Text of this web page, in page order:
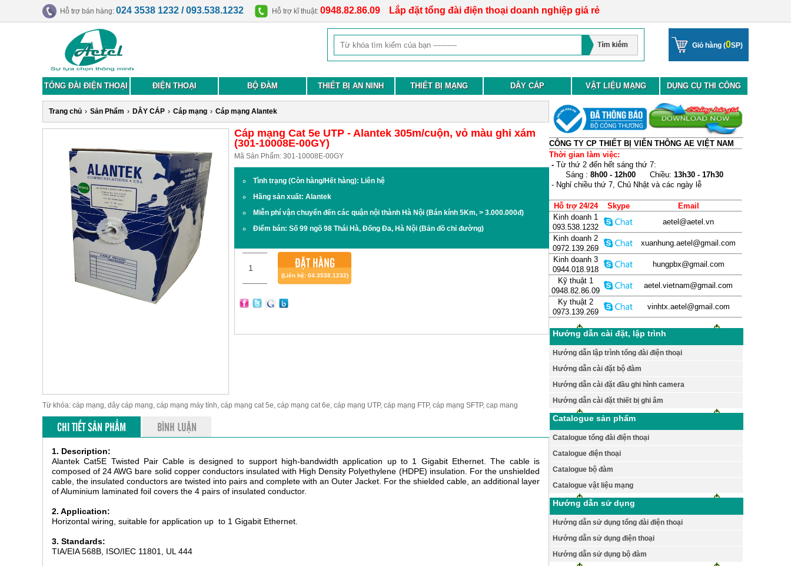
Hỗ trợ bán hàng: 024 3538 1232 / 093.538.1232 Hỗ trợ kĩ thuật: 0948.82.86.09 Lắp đặt tổng đài điện thoại doanh nghiệp giá rẻ
Giỏ hàng (0SP)
TỔNG ĐÀI ĐIỆN THOẠI ĐIỆN THOẠI BỘ ĐÀM THIẾT BỊ AN NINH THIẾT BỊ MẠNG DÂY CÁP VẬT LIỆU MẠNG DỤNG CỤ THI CÔNG
Trang chủ › Sản Phẩm › DÂY CÁP › Cáp mạng › Cáp mạng Alantek
Cáp mạng Cat 5e UTP - Alantek 305m/cuộn, vỏ màu ghi xám
(301-10008E-00GY)
Mã Sản Phẩm: 301-10008E-00GY
Tình trạng (Còn hàng/Hết hàng): Liên hệ
Hãng sản xuất: Alantek
Miễn phí vận chuyển đến các quận nội thành Hà Nội (Bán kính 5Km, > 3.000.000đ)
Điểm bán: Số 99 ngõ 98 Thái Hà, Đống Đa, Hà Nội (Bản đồ chỉ đường)
ĐẶT HÀNG
(Liên hệ: 04.3538.1232)
Từ khóa: cáp mạng, dây cáp mạng, cáp mạng máy tính, cáp mạng cat 5e, cáp mạng cat 6e, cáp mạng UTP, cáp mạng FTP, cáp mạng SFTP, cap mang
CHI TIẾT SẢN PHẨM BÌNH LUẬN
1. Description:
Alantek Cat5E Twisted Pair Cable is designed to support high-bandwidth application up to 1 Gigabit Ethernet. The cable is
composed of 24 AWG bare solid copper conductors insulated with High Density Polyethylene (HDPE) insulation. For the unshielded
cable, the insulated conductors are twisted into pairs and complete with an Outer Jacket. For the shielded cable, an additional layer
of Aluminium laminated foil covers the 4 pairs of insulated conductor.
2. Application:
Horizontal wiring, suitable for application up to 1 Gigabit Ethernet.
3. Standards:
TIA/EIA 568B, ISO/IEC 11801, UL 444
CÔNG TY CP THIẾT BỊ VIỄN THÔNG AE VIỆT NAM
Thời gian làm việc:
- Từ thứ 2 đến hết sáng thứ 7:
Sáng : 8h00 - 12h00 Chiều: 13h30 - 17h30
- Nghỉ chiều thứ 7, Chủ Nhật và các ngày lễ
Hỗ trợ 24/24 Skype
Email
Kinh doanh 1
093.538.1232
aetel@aetel.vn
Kinh doanh 2
0972.139.269
xuanhung.aetel@gmail.com
Kinh doanh 3
0944.018.918
hungpbx@gmail.com
Kỹ thuật 1
0948.82.86.09
aetel.vietnam@gmail.com
Ky thuật 2
0973.139.269
vinhtx.aetel@gmail.com
Hướng dẫn cài đặt, lập trình
Hướng dẫn lập trình tổng đài điện thoại
Hướng dẫn cài đặt bộ đàm
Hướng dẫn cài đặt đầu ghi hình camera
Hướng dẫn cài đặt thiết bị ghi âm
Catalogue sản phẩm
Catalogue tổng đài điện thoại
Catalogue điện thoại
Catalogue bộ đàm
Catalogue vật liệu mạng
Hướng dẫn sử dụng
Hướng dẫn sử dụng tổng đài điện thoại
Hướng dẫn sử dụng điện thoại
Hướng dẫn sử dụng bộ đàm